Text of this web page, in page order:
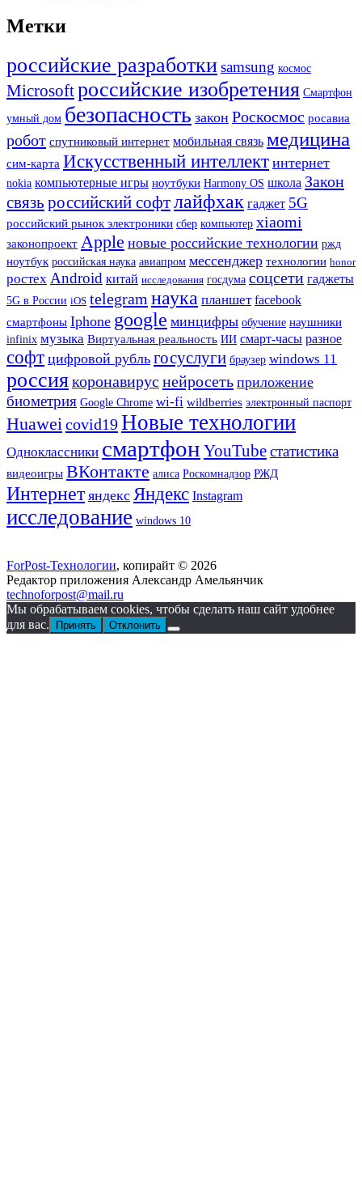
Метки
российские разработкиsamsung космос
Microsoftроссийские изобретения Смартфон
умный дом безопасность закон Роскосмос росавиа
робот спутниковый интернет мобильная связь медицина
сим-карта Искусственный интеллект интернет
nokia компьютерные игры ноутбуки Harmony OS школа Закон
связь российский софтлайфхак гаджет 5G
российский рынок электроники сбер компьютер xiaomi
законопроект Apple новые российские технологии ржд
ноутбук российская наука авиапром мессенджер технологии honor
ростех Android китай исследования госдума соцсети гаджеты
5G в России iOS telegram наука планшет facebook
смартфоны Iphone google минцифры обучение наушники
infinix музыка Виртуальная реальность ИИ смарт-часы разное
софт цифровой рубль госуслуги браузер windows 11
россиякоронавирус нейросеть приложение
биометрия Google Chrome wi-fi wildberries электронный паспорт
Huaweicovid19Новые технологии
Одноклассники смартфон YouTubeстатистика
видеоигры ВКонтакте алиса Роскомнадзор РЖД
Интернет яндекс Яндекс Instagram
исследование windows 10
ForPost-Технологии, копирайт © 2026
Редактор приложения Александр Амельянчик
technoforpost@mail.ru
Мы обрабатываем cookies, чтобы сделать наш сайт удобнее
для вас.
Принять Отклонить